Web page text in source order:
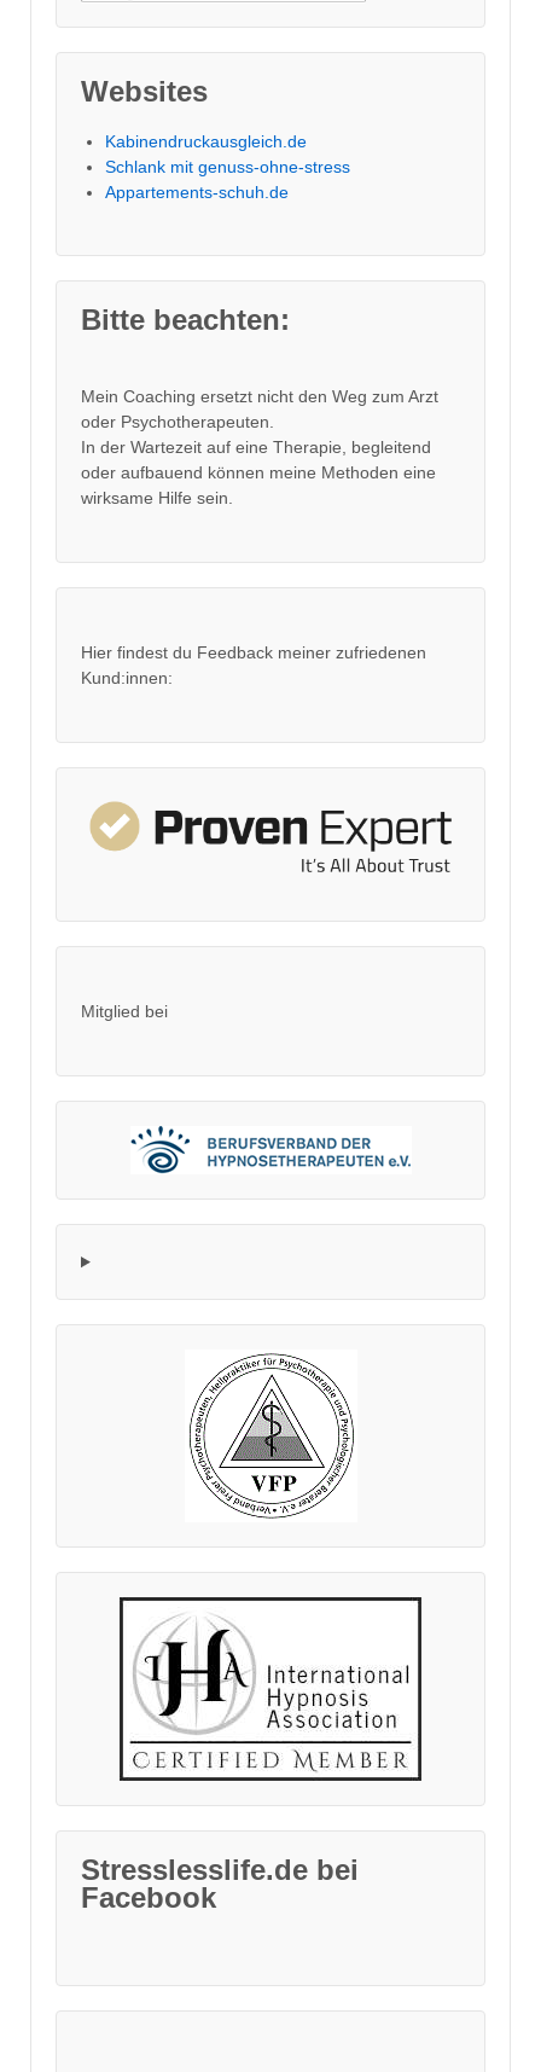
Websites
Kabinendruckausgleich.de
Schlank mit genuss-ohne-stress
Appartements-schuh.de
Bitte beachten:
Mein Coaching ersetzt nicht den Weg zum Arzt
oder Psychotherapeuten.
In der Wartezeit auf eine Therapie, begleitend
oder aufbauend können meine Methoden eine
wirksame Hilfe sein.
Hier findest du Feedback meiner zufriedenen
Kund:innen:
Mitglied bei
Stresslesslife.de bei
Facebook